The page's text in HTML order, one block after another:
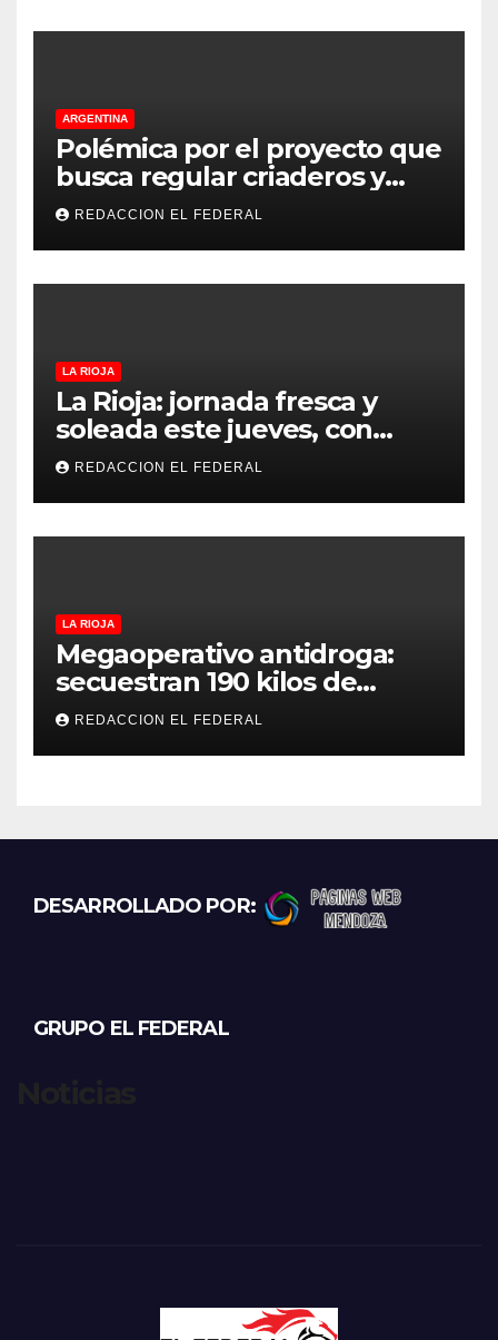
ARGENTINA
Polémica por el proyecto que
busca regular criaderos y
refugios de perros y gatos:
denuncian excesos, mientras
proteccionistas reclaman
controles más duros
REDACCION EL FEDERAL
LA RIOJA
La Rioja: jornada fresca y
soleada este jueves, con
temperaturas estables para
el viernes
REDACCION EL FEDERAL
LA RIOJA
Megaoperativo antidroga:
secuestran 190 kilos de
marihuana que tenían como
destino La Rioja y Catamarca
REDACCION EL FEDERAL
DESARROLLADO POR:
GRUPO EL FEDERAL